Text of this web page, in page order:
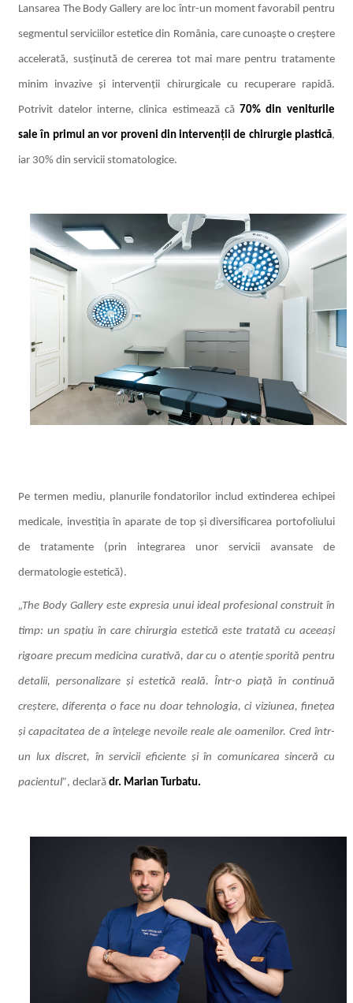
Lansarea The Body Gallery are loc într-un moment favorabil pentru
segmentul serviciilor estetice din România, care cunoaște o creștere
accelerată, susținută de cererea tot mai mare pentru tratamente
minim invazive și intervenții chirurgicale cu recuperare rapidă.
Potrivit datelor interne, clinica estimează că70% din veniturile
sale în primul an vor proveni din intervenții de chirurgie plastică,
iar 30% din servicii stomatologice.
Pe termen mediu, planurile fondatorilor includ extinderea echipei
medicale, investiția în aparate de top și diversificarea portofoliului
de tratamente (prin integrarea unor servicii avansate de
dermatologie estetică).
„The Body Gallery este expresia unui ideal profesional construit în
timp: un spațiu în care chirurgia estetică este tratată cu aceeași
rigoare precum medicina curativă, dar cu o atenție sporită pentru
detalii, personalizare și estetică reală. Într-o piață în continuă
creștere, diferența o face nu doar tehnologia, ci viziunea, finețea
și capacitatea de a înțelege nevoile reale ale oamenilor. Cred într-
un lux discret, în servicii eficiente și în comunicarea sinceră cu
pacientul”, declarădr. Marian Turbatu.